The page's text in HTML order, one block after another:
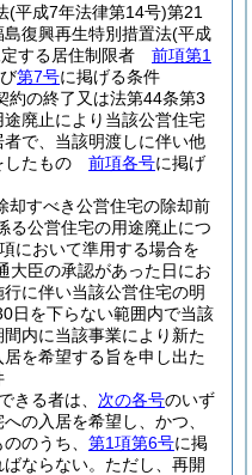
(平成7年法律第14号)第21
復興再生特別措置法(平成
する居住制限者 前項第1
第7号に掲げる条件
約の終了又は法第44条第3
廃止により当該公営住宅
で、当該明渡しに伴い他
したもの 前項各号に掲げ
却すべき公営住宅の除却前
る公営住宅の用途廃止につ
において準用する場合を
大臣の承認があった日にお
に伴い当該公営住宅の明
日を下らない範囲内で当該
内に当該事業により新た
を希望する旨を申し出た
きる者は、 次の各号のいず
の入居を希望し、かつ、
のうち、 第1項第6号に掲
ならない。 ただし、再開